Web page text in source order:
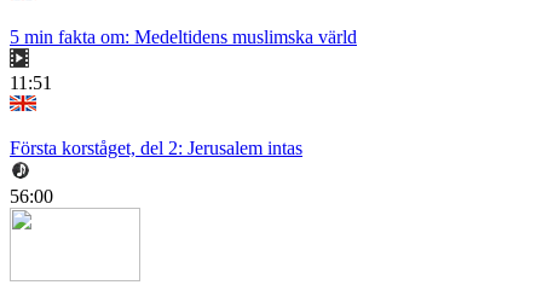
5 min fakta om: Medeltidens muslimska värld
11:51
Första korståget, del 2: Jerusalem intas
56:00